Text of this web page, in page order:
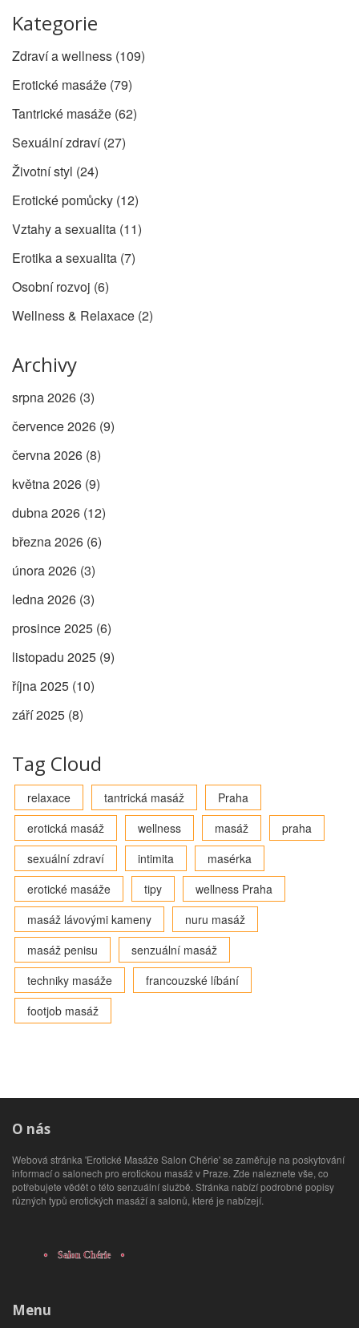
Kategorie
Zdraví a wellness (109)
Erotické masáže (79)
Tantrické masáže (62)
Sexuální zdraví(27)
Životní styl (24)
Erotické pomůcky (12)
Vztahy a sexualita (11)
Erotika a sexualita (7)
Osobní rozvoj (6)
Wellness & Relaxace (2)
Archivy
srpna 2026 (3)
července 2026 (9)
června 2026 (8)
května 2026 (9)
dubna 2026 (12)
března 2026 (6)
února 2026 (3)
ledna 2026 (3)
prosince 2025 (6)
listopadu 2025 (9)
října 2025 (10)
září 2025 (8)
Tag Cloud
relaxace tantrická masáž
Praha
erotická masáž
wellness masáž
praha
sexuální zdraví
intimita
masérka
erotické masáže
tipy
wellness Praha
masáž lávovými kameny
nuru masáž
masáž penisu
senzuální masáž
techniky masáže
francouzské líbání
footjob masáž
O nás
Webová stránka 'Erotické Masáže Salon Chérie' se zaměřuje na poskytování
informací o salonech pro erotickou masáž v Praze. Zde naleznete vše, co
potřebujete vědět o této senzuální službě. Stránka nabízí podrobné popisy
různých typů erotických masáží a salonů, které je nabízejí.
Menu